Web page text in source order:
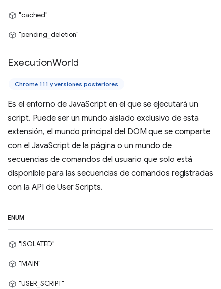
"cached"
"pending_deletion"
ExecutionWorld
Chrome 111 y versiones posteriores
Es el entorno de JavaScript en el que se ejecutará un
script. Puede ser un mundo aislado exclusivo de esta
extensión, el mundo principal del DOM que se comparte
con el JavaScript de la página o un mundo de
secuencias de comandos del usuario que solo está
disponible para las secuencias de comandos registradas
con la API de User Scripts.
ENUM
"ISOLATED"
"MAIN"
"USER_SCRIPT"